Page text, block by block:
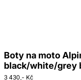
Boty na moto
black/white/grey
3 430,- Kč